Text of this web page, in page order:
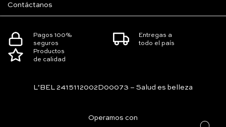
Contáctanos
Pagos 100%
seguros
Entregas a
todo el país
Productos
de calidad
L’BEL 2415112002D00073 – Salud es belleza
Operamos con